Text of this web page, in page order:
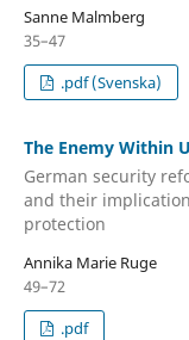
Sanne Malmberg
35–47
.pdf (Svenska)
The Enemy Within
German security
and their
protection
Annika Marie Ruge
49–72
.pdf